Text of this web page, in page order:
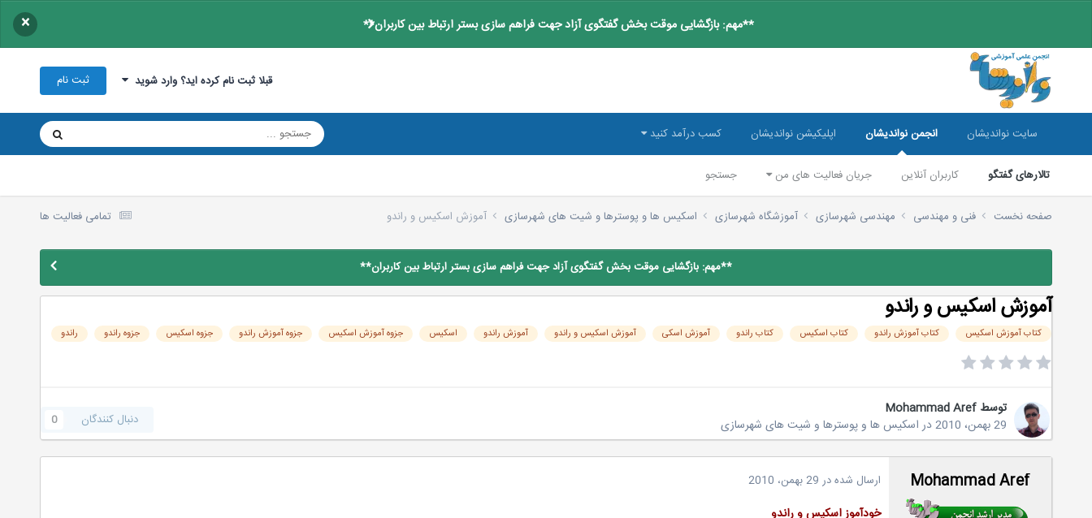
**مهم: بازگشایی موقت بخش گفتگوی آزاد جهت فراهم سازی بستر ارتباط بین کاربران** ×
قبلا ثبت نام کرده اید؟ وارد شوید ثبت نام
سایت نواندیشان انجمن نواندیشان
تالارهای گفتگو کاربران آنلاین جریان فعالیت های من جستجو
اپلیکیشن نواندیشان کسب درآمد کنید
تمامی فعالیت ها صفحه نخست فنی و مهندسی مهندسی شهرسازی آموزشگاه شهرسازی اسکیس ها و پوسترها و شیت های شهرسازی آموزش اسکیس و راندو
**مهم: بازگشایی موقت بخش گفتگوی آزاد جهت فراهم سازی بستر ارتباط بین کاربران**
آموزش اسکیس و راندو
کتاب آموزش اسکیس کتاب آموزش راندو کتاب اسکیس کتاب راندو آموزش اسکی آموزش اسکیس و راندو آموزش راندو اسکیس جزوه آموزش اسکیس جزوه آموزش راندو جزوه اسکیس جزوه راندو راندو
توسط Mohammad Aref
29 بهمن، 2010
دراسکیس ها و پوسترها و شیت های شهرسازی دنبال کنندگان 0
Mohammad Aref ارسال شده در 29 بهمن، 2010
خودآموز اسکیس و راندو